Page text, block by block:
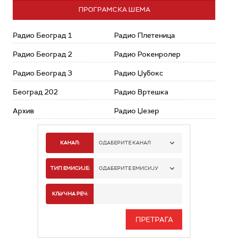
ПРОГРАМСКА ШЕМА
Радио Београд 1
Радио Београд 2
Радио Београд 3
Београд 202
Архив
Радио Плетеница
Радио Рокенролер
Радио Џубокс
Радио Вртешка
Радио Џезер
КАНАЛ: ОДАБЕРИТЕ КАНАЛ
РАДИО БЕОГРАД 1
РАДИО БЕОГРАД 3
ТИП ЕМИСИЈЕ: ОДАБЕРИТЕ ЕМИСИЈУ
ИНФО
КЉУЧНА РЕЧ: